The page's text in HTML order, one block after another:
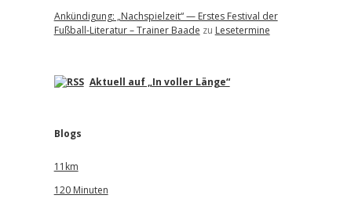
Ankündigung: „Nachspielzeit“ — Erstes Festival der
Fußball-Literatur – Trainer Baade zu Lesetermine
Aktuell auf „In voller Länge“
Blogs
11km
120 Minuten